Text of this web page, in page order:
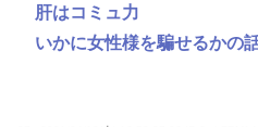
肝はコミュ力
いかに女性様を騙せるかの